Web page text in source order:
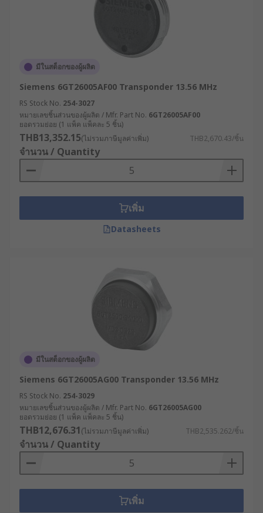
มีในสต็อกของผู้ผลิต
Siemens 6GT26005AF00 Transponder 13.56 MHz
RS Stock No. 254-3027
หมายเลขชิ้นส่วนของผู้ผลิต / Mfr. Part No. 6GT26005AF00
ยอดรวมย่อย (1 แพ็ค แพ็คละ 5 ชิ้น)
THB13,352.15(ไม่รวมภาษีมูลค่าเพิ่ม) THB2,670.43/ชิ้น
จำนวน / Quantity
เพิ่ม
Datasheets
มีในสต็อกของผู้ผลิต
Siemens 6GT26005AG00 Transponder 13.56 MHz
RS Stock No. 254-3029
หมายเลขชิ้นส่วนของผู้ผลิต / Mfr. Part No. 6GT26005AG00
ยอดรวมย่อย (1 แพ็ค แพ็คละ 5 ชิ้น)
THB12,676.31(ไม่รวมภาษีมูลค่าเพิ่ม) THB2,535.262/ชิ้น
จำนวน / Quantity
เพิ่ม